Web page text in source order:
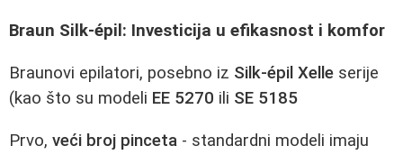
Braun Silk-épil: Investicija u efikasnost i komfor
Braunovi epilatori, posebno iz Silk-épil Xelle serije
(kao što su modeli EE 5270 ili SE 5185
Prvo, veći broj pinceta - standardni modeli imaju